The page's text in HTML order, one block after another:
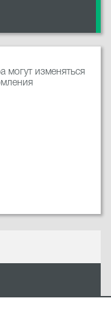
могут изменяться